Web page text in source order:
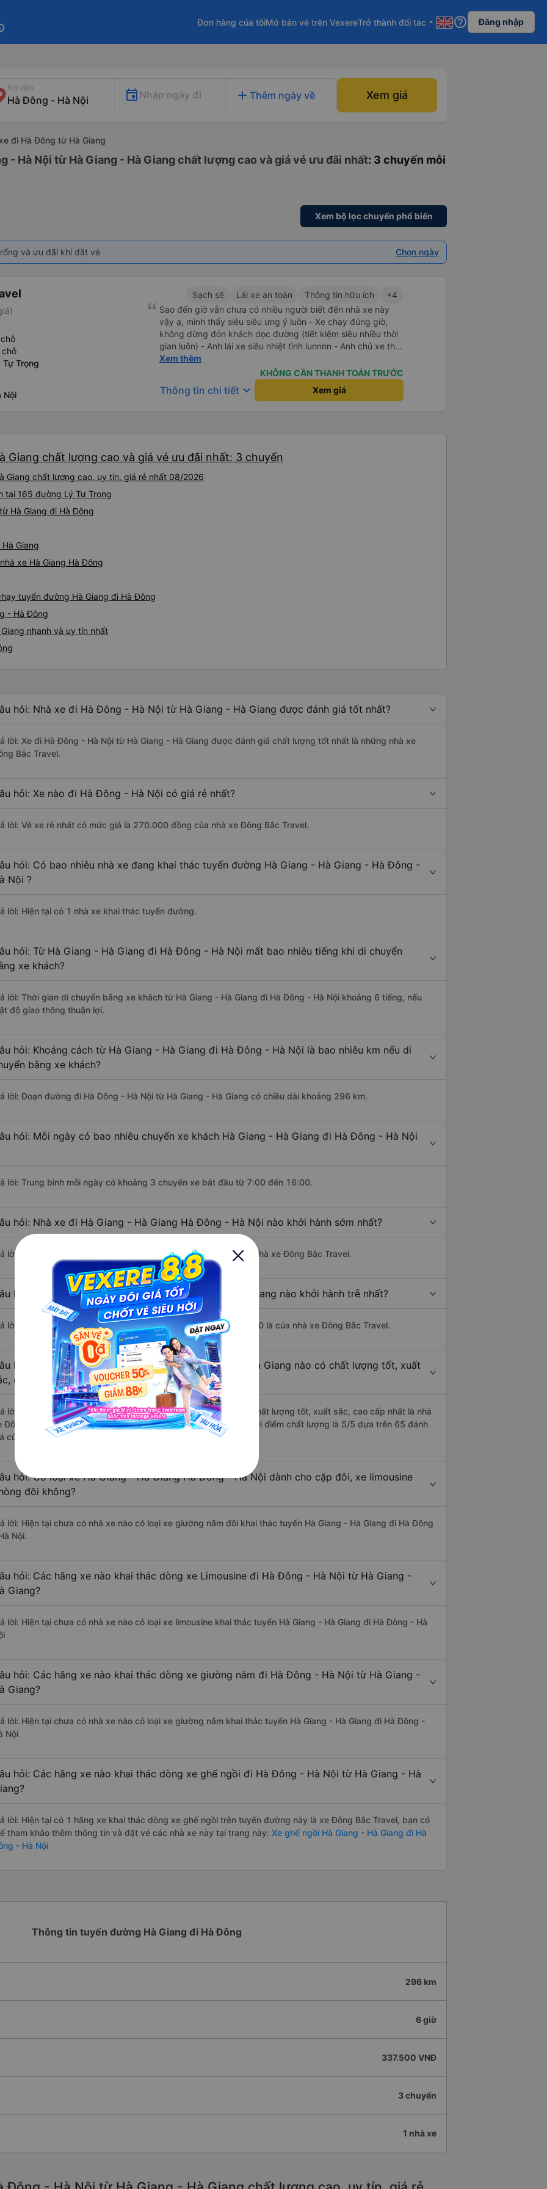
Đơn hàng của tôiMở bán vé trên VexereTrở thành đối tác arrow_drop_down help_outline Đăng nhập
Nơi đến
Nhập ngày đi add Thêm ngày về Xem giá
xe đi Hà Đông từ Hà Giang
- Hà Nội từ Hà Giang - Hà Giang chất lượng cao và giá vé ưu đãi nhất: 3 chuyến mỗi
Xem bộ lọc chuyến phổ biến
và ưu đãi khi đặt vé Chọn ngày
chỗ
Trọng
Nội
Sạch sẽ Lái xe an toàn Thông tin hữu ích
+4
Sao đến giờ vẫn chưa có nhiều người biết đến nhà xe này
vậy ạ, mình thấy siêu siêu ưng ý luôn - Xe chạy đúng giờ,
không dừng đón khách dọc đường (tiết kiệm siêu nhiều thời
gian luôn) - Anh lái xe siêu nhiệt tình lunnnn - Anh chủ xe thì
siêu đáng yêu còn xách đồ hộ mình nữa - Quan trọng hơn
nữa là xe mới, không mùi nên các khứa say xe không phải lo
nha (thề, uy tín không seeding 🫰🏻) - Đến văn phòng anh
chủ còn cho xe đưa đón về tận nơi nữa Tóm gọn lại thì đây là
Xem thêm
KHÔNG CẦN THANH TOÁN TRƯỚC
Thông tin chi tiết keyboard_arrow_down Xem giá
Giang chất lượng cao và giá vé ưu đãi nhất: 3 chuyến
Giang chất lượng cao, uy tín, giá rẻ nhất 08/2026
tại 165 đường Lý Tự Trọng
Hà Giang đi Hà Đông
Giang
xe Hà Giang Hà Đông
tuyến đường Hà Giang đi Hà Đông
- Hà Đông
nhanh và uy tín nhất
hỏi: Nhà xe đi Hà Đông - Hà Nội từ Hà Giang - Hà Giang được đánh giá tốt nhất?
lời: Xe đi Hà Đông - Hà Nội từ Hà Giang - Hà Giang được đánh giá chất lượng tốt nhất là những nhà xe
Bắc Travel.
hỏi: Xe nào đi Hà Đông - Hà Nội có giá rẻ nhất?
lời: Vé xe rẻ nhất có mức giá là 270.000 đồng của nhà xe Đông Bắc Travel.
hỏi: Có bao nhiêu nhà xe đang khai thác tuyến đường Hà Giang - Hà Giang - Hà Đông -
Nội ?
lời: Hiện tại có 1 nhà xe khai thác tuyến đường.
hỏi: Từ Hà Giang - Hà Giang đi Hà Đông - Hà Nội mất bao nhiêu tiếng khi di chuyển
xe khách?
lời: Thời gian di chuyển bằng xe khách từ Hà Giang - Hà Giang đi Hà Đông - Hà Nội khoảng 6 tiếng, nếu
độ giao thông thuận lợi.
hỏi: Khoảng cách từ Hà Giang - Hà Giang đi Hà Đông - Hà Nội là bao nhiêu km nếu di
bằng xe khách?
lời: Đoạn đường đi Hà Đông - Hà Nội từ Hà Giang - Hà Giang có chiều dài khoảng 296 km.
hỏi: Mỗi ngày có bao nhiêu chuyến xe khách Hà Giang - Hà Giang đi Hà Đông - Hà Nội
lời: Trung bình mỗi ngày có khoảng 3 chuyến xe bắt đầu từ 7:00 đến 16:00.
hỏi: Nhà xe đi Hà Giang - Hà Giang Hà Đông - Hà Nội nào khởi hành sớm nhất?
lời: Chuyến xe có giờ xuất phát sớm nhất vào lúc 7:00 là của nhà xe Đông Bắc Travel.
hỏi: Nhà xe đi Hà Đông - Hà Nội từ Hà Giang - Hà Giang nào khởi hành trễ nhất?
lời: Chuyến xe có giờ xuất phát trễ (muộn) nhất là vào lúc 16:00 là của nhà xe Đông Bắc Travel.
hỏi: Review xe đi Hà Đông - Hà Nội từ Hà Giang - Hà Giang nào có chất lượng tốt, xuất
cao cấp nhất?
lời: Những hãng xe đi Hà Giang - Hà Giang Hà Đông - Hà Nội chất lượng tốt, xuất sắc, cao cấp nhất là nhà
Đông Bắc Travel đi Hà Đông - Hà Nội từ Hà Giang - Hà Giang với điểm chất lượng là 5/5 dựa trên 65 đánh
của khách hàng).
hỏi: Có loại xe Hà Giang - Hà Giang Hà Đông - Hà Nội dành cho cặp đôi, xe limousine
đôi không?
lời: Hiện tại chưa có nhà xe nào có loại xe giường nằm đôi khai thác tuyến Hà Giang - Hà Giang đi Hà Đông
Nội.
hỏi: Các hãng xe nào khai thác dòng xe Limousine đi Hà Đông - Hà Nội từ Hà Giang -
Giang?
lời: Hiện tại chưa có nhà xe nào có loại xe limousine khai thác tuyến Hà Giang - Hà Giang đi Hà Đông - Hà
hỏi: Các hãng xe nào khai thác dòng xe giường nằm đi Hà Đông - Hà Nội từ Hà Giang -
Giang?
lời: Hiện tại chưa có nhà xe nào có loại xe giường nằm khai thác tuyến Hà Giang - Hà Giang đi Hà Đông -
Nội
hỏi: Các hãng xe nào khai thác dòng xe ghế ngồi đi Hà Đông - Hà Nội từ Hà Giang - Hà
lời: Hiện tại có 1 hãng xe khai thác dòng xe ghế ngồi trên tuyến đường này là xe Đông Bắc Travel, bạn có
tham khảo thêm thông tin và đặt vé các nhà xe này tại trang này: Xe ghế ngồi Hà Giang - Hà Giang đi Hà
- Hà Nội
Thông tin tuyến đường Hà Giang đi Hà Đông
296 km
6 giờ
337.500 VNĐ
3 chuyến
1 nhà xe